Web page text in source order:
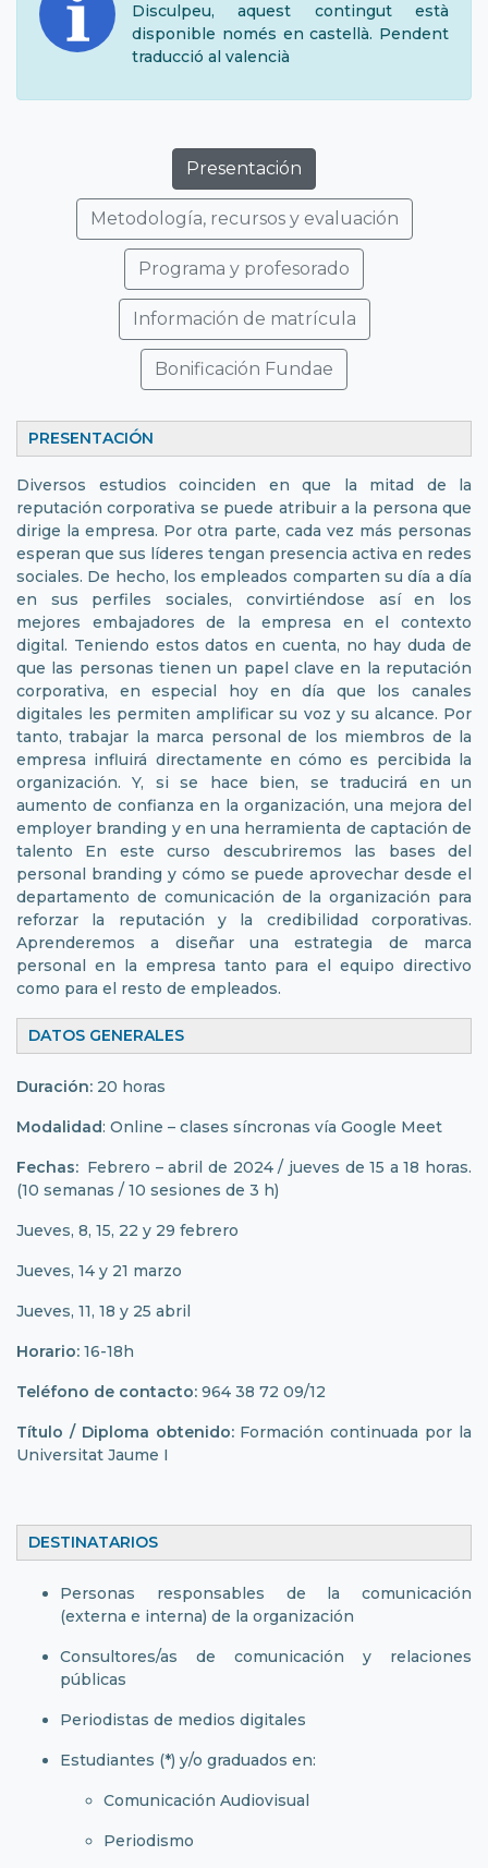
Disculpeu, aquest contingut està
disponible només en castellà. Pendent
traducció al valencià
Presentación
Metodología, recursos y evaluación
Programa y profesorado
Información de matrícula
Bonificación Fundae
PRESENTACIÓN
Diversos estudios coinciden en que la mitad de la
reputación corporativa se puede atribuir a la persona que
dirige la empresa. Por otra parte, cada vez más personas
esperan que sus líderes tengan presencia activa en redes
sociales. De hecho, los empleados comparten su día a día
en sus perfiles sociales, convirtiéndose así en los
mejores embajadores de la empresa en el contexto
digital. Teniendo estos datos en cuenta, no hay duda de
que las personas tienen un papel clave en la reputación
corporativa, en especial hoy en día que los canales
digitales les permiten amplificar su voz y su alcance. Por
tanto, trabajar la marca personal de los miembros de la
empresa influirá directamente en cómo es percibida la
organización. Y, si se hace bien, se traducirá en un
aumento de confianza en la organización, una mejora del
employer branding y en una herramienta de captación de
talento En este curso descubriremos las bases del
personal branding y cómo se puede aprovechar desde el
departamento de comunicación de la organización para
reforzar la reputación y la credibilidad corporativas.
Aprenderemos a diseñar una estrategia de marca
personal en la empresa tanto para el equipo directivo
como para el resto de empleados.
DATOS GENERALES
Duración: 20 horas
Modalidad: Online – clases síncronas vía Google Meet
Fechas: Febrero – abril de 2024 / jueves de 15 a 18 horas.
(10 semanas / 10 sesiones de 3 h)
Jueves, 8, 15, 22 y 29 febrero
Jueves, 14 y 21 marzo
Jueves, 11, 18 y 25 abril
Horario: 16-18h
Teléfono de contacto: 964 38 72 09/12
Título / Diploma obtenido:Formación continuada por la
Universitat Jaume I
DESTINATARIOS
Personas responsables de la comunicación
(externa e interna) de la organización
Consultores/as de comunicación y relaciones
públicas
Periodistas de medios digitales
Estudiantes (*) y/o graduados en:
Comunicación Audiovisual
Periodismo